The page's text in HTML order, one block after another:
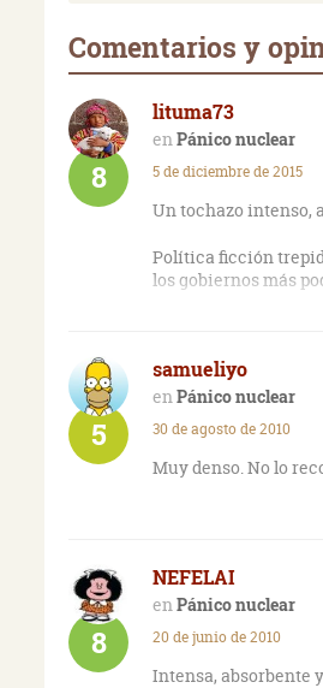
Comentarios y
lituma73
Pánico nuclear
8 5 de diciembre de 2015
Un tochazo intenso,
Política ficción
los gobiernos más
Jack Ryan sigue
Bien documentada,
samueliyo
Pánico nuclear
5 30 de agosto de 2010
Muy denso. No lo
NEFELAI
Pánico nuclear
8 20 de junio de 2010
Intensa, absorbente